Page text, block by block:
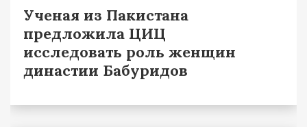
Ученая из Пакистана
предложила ЦИЦ
исследовать роль женщин
династии Бабуридов